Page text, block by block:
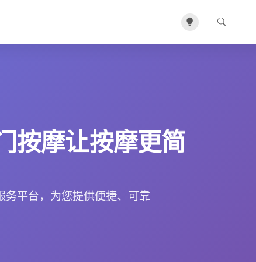
按摩让按摩更简
务平台，为您提供便捷、可靠